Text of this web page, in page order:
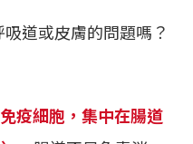
道或皮膚的問題嗎？
疫細胞，集中在腸道